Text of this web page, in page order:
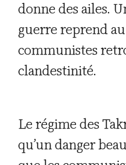
donne des ailes.
guerre reprend
communistes
clandestinité.
Le régime des
qu’un danger